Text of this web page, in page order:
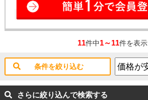
11件中1～11件を表示
条件を絞り込む
さらに絞り込んで検索する